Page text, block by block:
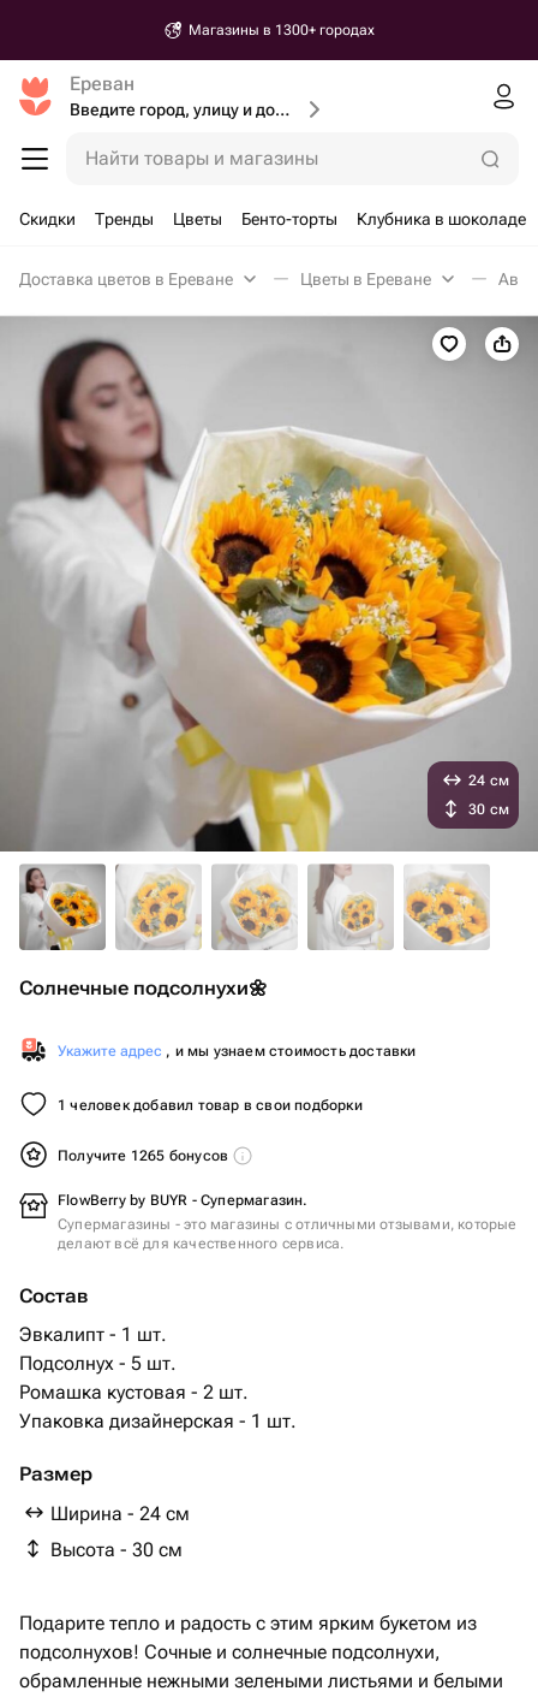
Магазины в 1300+ городах
Ереван
Введите город, улицу и дом доставки
Найти товары и магазины
Скидки Тренды Цветы Бенто-торты Клубника в шоколаде
Доставка цветов в Ереване Цветы в Ереване
Солнечные подсолнухи🌼
Укажите адрес , и мы узнаем стоимость доставки
1 человек добавил товар в свои подборки
Получите 1265 бонусов
FlowBerry by BUYR - Супермагазин.
Супермагазины - это магазины с отличными отзывами, которые
делают всё для качественного сервиса.
Состав
Эвкалипт - 1 шт.
Подсолнух - 5 шт.
Ромашка кустовая - 2 шт.
Упаковка дизайнерская - 1 шт.
Размер
Ширина - 24 см
Высота - 30 см
24 см
30 см
Подарите тепло и радость с этим ярким букетом из
подсолнухов! Сочные и солнечные подсолнухи,
обрамленные нежными зелеными листьями и белыми